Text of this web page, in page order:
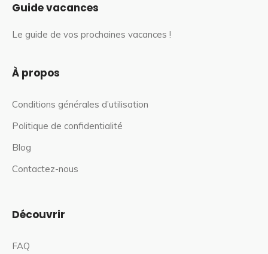
Guide vacances
Le guide de vos prochaines vacances !
À propos
Conditions générales d’utilisation
Politique de confidentialité
Blog
Contactez-nous
Découvrir
FAQ